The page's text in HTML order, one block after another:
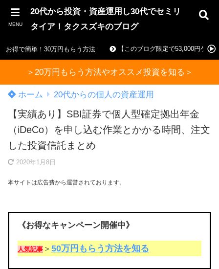
MENU
20代から投資・資産運用し30代でセミリ
タイア！タクスズキのブログ
お得で簡単！30万円もらう方法 【このブログ限定で53,000円ゲッ
＞20万円もらう方法やオススメ投資を知る＞
ホーム 20代からの個人の資産運用
【実績あり】SBI証券で個人型確定拠出年金
（iDeCo）を申し込む作業とかかる時間、注文
した投資信託まとめ
2020年1月8日
本サイトは広告費から運営されております。
《お得なキャンペーン開催中》
人気記事 ＞ 50万円もらう方法を知る